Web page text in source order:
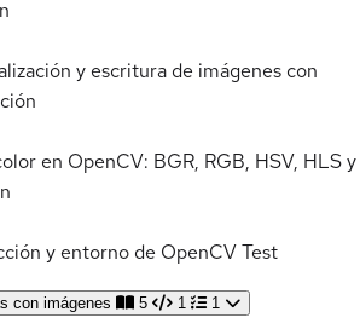
y escritura de imágenes con
en OpenCV: BGR, RGB, HSV, HLS y
y entorno de OpenCVTest
con imágenes 5 1 1